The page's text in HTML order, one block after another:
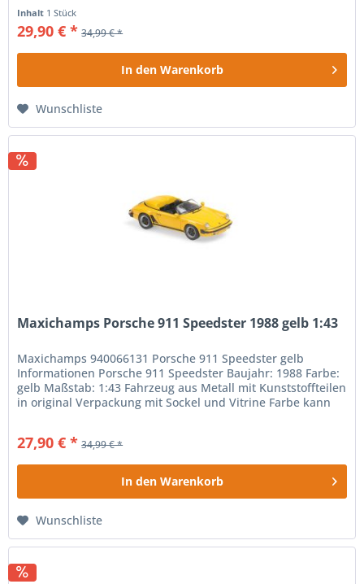
Inhalt 1 Stück
29,90 € * 34,99 € *
In den Warenkorb
Wunschliste
Maxichamps Porsche 911 Speedster 1988 gelb 1:43
Maxichamps 940066131 Porsche 911 Speedster gelb
Informationen Porsche 911 Speedster Baujahr: 1988 Farbe:
gelb Maßstab: 1:43 Fahrzeug aus Metall mit Kunststoffteilen
in original Verpackung mit Sockel und Vitrine Farbe kann
27,90 € * 34,99 € *
In den Warenkorb
Wunschliste